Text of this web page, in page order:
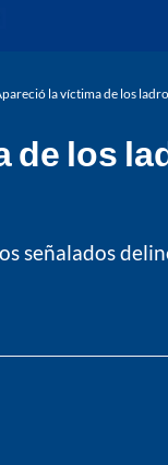
la víctima de los
los
señalados